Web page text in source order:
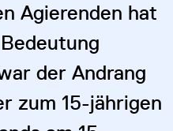
Agierenden hat
der Andrang
zum 15-jährigen